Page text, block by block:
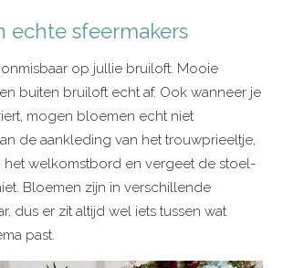
echte sfeermakers
op jullie bruiloft. Mooie
buiten bruiloft echt af. Ook wanneer je
mogen bloemen echt niet
de aankleding van het trouwprieeltje,
welkomstbord en vergeet de stoel-
Bloemen zijn in verschillende
dus er zit altijd wel iets tussen wat
past.